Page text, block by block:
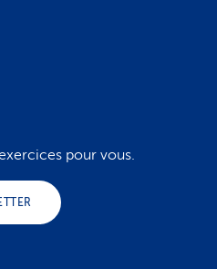
pour vous.